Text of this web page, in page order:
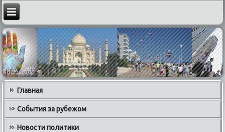
Главная
События за рубежом
Новости политики